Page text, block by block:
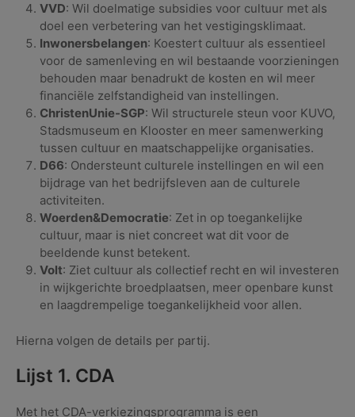
VVD: Wil doelmatige subsidies voor cultuur met als
doel een verbetering van het vestigingsklimaat.
Inwonersbelangen: Koestert cultuur als essentieel
voor de samenleving en wil bestaande voorzieningen
behouden maar benadrukt de kosten en wil meer
financiële zelfstandigheid van instellingen.
ChristenUnie-SGP: Wil structurele steun voor KUVO,
Stadsmuseum en Klooster en meer samenwerking
tussen cultuur en maatschappelijke organisaties.
D66: Ondersteunt culturele instellingen en wil een
bijdrage van het bedrijfsleven aan de culturele
activiteiten.
Woerden&Democratie: Zet in op toegankelijke
cultuur, maar is niet concreet wat dit voor de
beeldende kunst betekent.
Volt: Ziet cultuur als collectief recht en wil investeren
in wijkgerichte broedplaatsen, meer openbare kunst
en laagdrempelige toegankelijkheid voor allen.
Hierna volgen de details per partij.
Lijst 1. CDA
Met het CDA-verkiezingsprogramma is een